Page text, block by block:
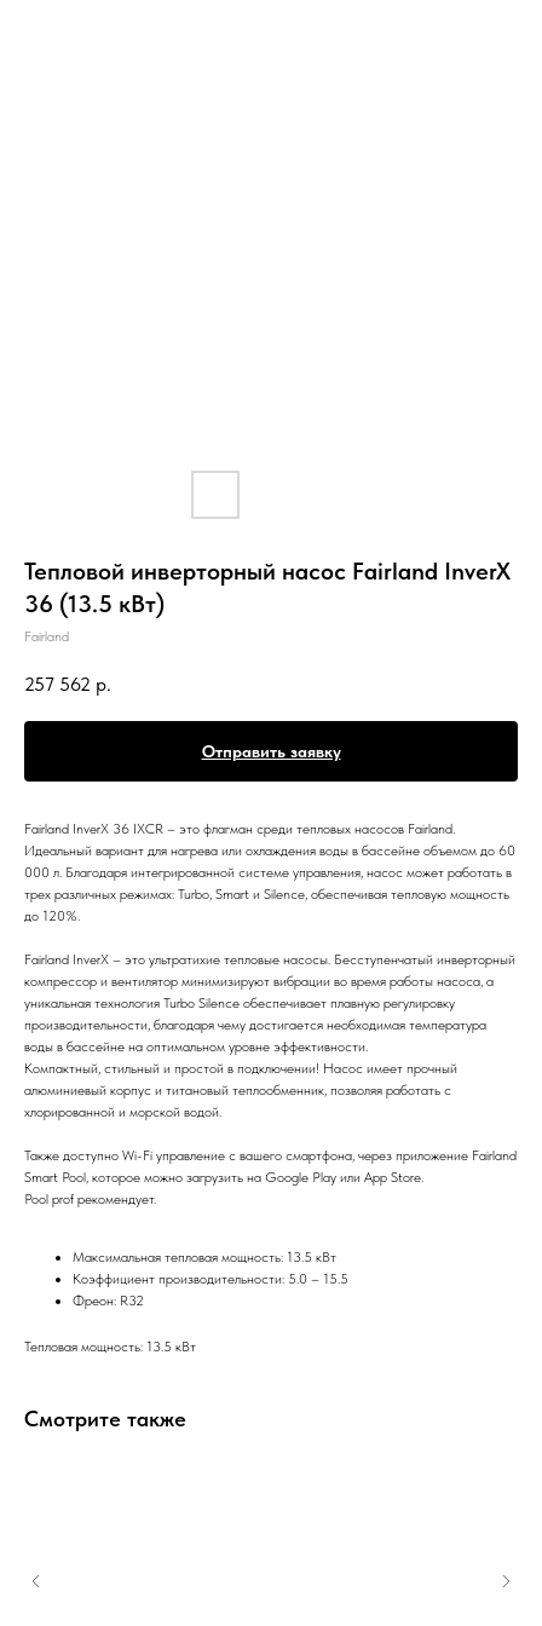
Тепловой инверторный насос Fairland InverX
36 (13.5 кВт)
Fairland
257 562 р.
Отправить заявку
Fairland InverX 36 IXCR – это флагман среди тепловых насосов Fairland.
Идеальный вариант для нагрева или охлаждения воды в бассейне объемом до 60
000 л. Благодаря интегрированной системе управления, насос может работать в
трех различных режимах: Turbo, Smart и Silence, обеспечивая тепловую мощность
до 120%.
Fairland InverX – это ультратихие тепловые насосы. Бесступенчатый инверторный
компрессор и вентилятор минимизируют вибрации во время работы насоса, а
уникальная технология Turbo Silence обеспечивает плавную регулировку
производительности, благодаря чему достигается необходимая температура
воды в бассейне на оптимальном уровне эффективности.
Компактный, стильный и простой в подключении! Насос имеет прочный
алюминиевый корпус и титановый теплообменник, позволяя работать с
хлорированной и морской водой.
Также доступно Wi-Fi управление с вашего смартфона, через приложение Fairland
Smart Pool, которое можно загрузить на Google Play или App Store.
Pool prof рекомендует.
Максимальная тепловая мощность: 13.5 кВт
Коэффициент производительности: 5.0 – 15.5
Фреон: R32
Тепловая мощность: 13.5 кВт
Смотрите также